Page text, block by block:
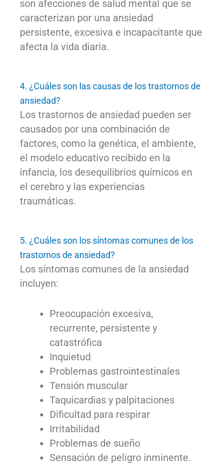
son afecciones de salud mental que se
caracterizan por una ansiedad
persistente, excesiva e incapacitante que
afecta la vida diaria.
4. ¿Cuáles son las causas de los trastornos de
ansiedad?
Los trastornos de ansiedad pueden ser
causados ​​por una combinación de
factores, como la genética, el ambiente,
el modelo educativo recibido en la
infancia, los desequilibrios químicos en
el cerebro y las experiencias
traumáticas.
5. ¿Cuáles son los síntomas comunes de los
trastornos de ansiedad?
Los síntomas comunes de la ansiedad
incluyen:
Preocupación excesiva,
recurrente, persistente y
catastrófica
Inquietud
Problemas gastrointestinales
Tensión muscular
Taquicardias y palpitaciones
Dificultad para respirar
Irritabilidad
Problemas de sueño
Sensación de peligro inminente.